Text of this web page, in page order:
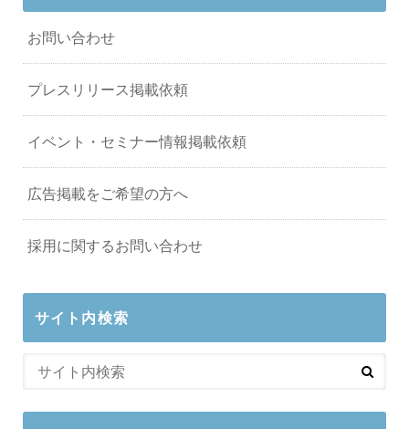
お問い合わせ
プレスリリース掲載依頼
イベント・セミナー情報掲載依頼
広告掲載をご希望の方へ
採用に関するお問い合わせ
サイト内検索